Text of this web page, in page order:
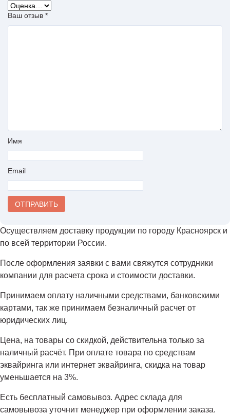
Ваш отзыв *
Имя
Email
Осуществляем доставку продукции по городу Красноярск и
по всей территории России.
После оформления заявки с вами свяжутся сотрудники
компании для расчета срока и стоимости доставки.
Принимаем оплату наличными средствами, банковскими
картами, так же принимаем безналичный расчет от
юридических лиц.
Цена, на товары со скидкой, действительна только за
наличный расчёт. При оплате товара по средствам
эквайринга или интернет эквайринга, скидка на товар
уменьшается на 3%.
Есть бесплатный самовывоз. Адрес склада для
самовывоза уточнит менеджер при оформлении заказа.